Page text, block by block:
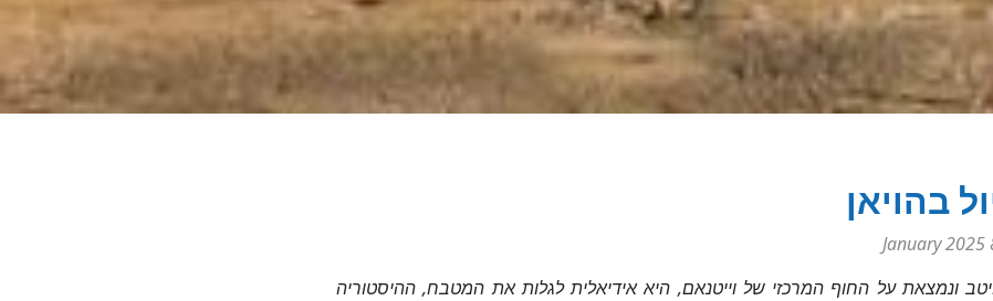
בהויאן
8
ונמצאת על החוף המרכזי של וייטנאם, היא אידיאלית לגלות את המטבח, ההיסטוריה